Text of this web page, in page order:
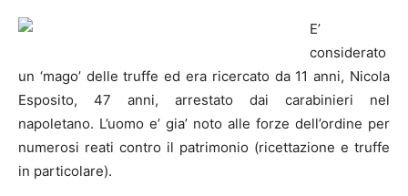
E’
considerato
un ‘mago’ delle truffe ed era ricercato da 11 anni, Nicola
Esposito, 47 anni, arrestato dai carabinieri nel
napoletano. L’uomo e’ gia’ noto alle forze dell’ordine per
numerosi reati contro il patrimonio (ricettazione e truffe
in particolare).